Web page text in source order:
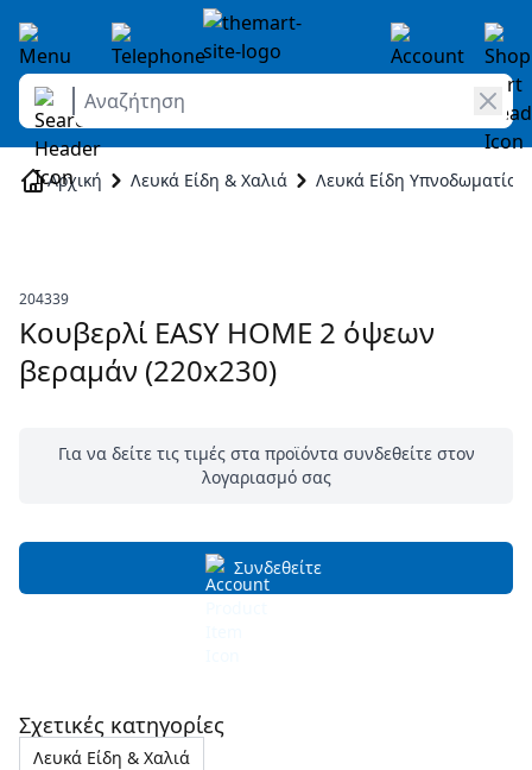
Skip to Content
Αναζήτηση
Αρχική Λευκά Είδη & Χαλιά Λευκά Είδη Υπνοδωματίου
204339
Κουβερλί EASY HOME 2 όψεων
βεραμάν (220x230)
Για να δείτε τις τιμές στα προϊόντα συνδεθείτε στον
λογαριασμό σας
Συνδεθείτε
Σχετικές κατηγορίες
Λευκά Είδη & Χαλιά